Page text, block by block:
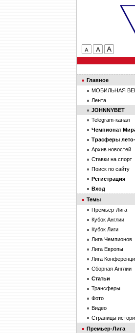
Главное
МОБИЛЬНАЯ
Лента
JOHNNYBET
Telegram-канал
Чемпионат
Трасферы
Архив новостей
Ставки на спорт
Поиск по сайту
Регистрация
Вход
Темы
Премьер-Лига
Кубок Англии
Кубок Лиги
Лига Чемпионов
Лига Европы
Лига
Сборная Англии
Статьи
Трансферы
Фото
Видео
Страницы
Премьер-Лига